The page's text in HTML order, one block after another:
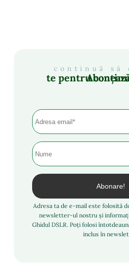
continuă să
Abonează-te pentru
Adresa ta de e-mail este folosită
newsletter-ul nostru și
Ghidul DSLR. Poți folosi
inclus în